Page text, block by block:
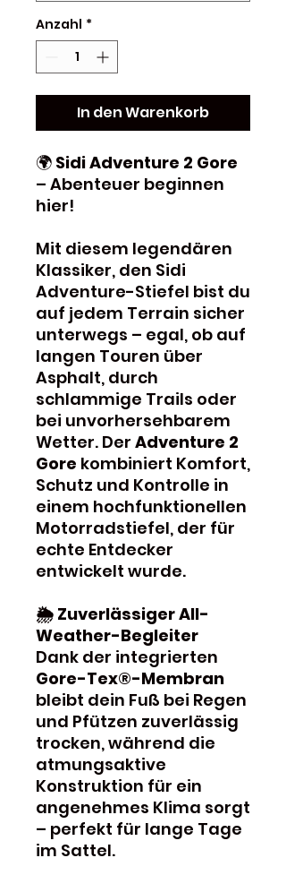
Anzahl *
In den Warenkorb
🌍 Sidi Adventure 2 Gore
– Abenteuer beginnen
hier!
Mit diesem legendären
Klassiker, den Sidi
Adventure-Stiefel bist du
auf jedem Terrain sicher
unterwegs – egal, ob auf
langen Touren über
Asphalt, durch
schlammige Trails oder
bei unvorhersehbarem
Wetter. Der Adventure 2
Gore kombiniert Komfort,
Schutz und Kontrolle in
einem hochfunktionellen
Motorradstiefel, der für
echte Entdecker
entwickelt wurde.
🌦️ Zuverlässiger All-
Weather-Begleiter
Dank der integrierten
Gore-Tex®-Membran
bleibt dein Fuß bei Regen
und Pfützen zuverlässig
trocken, während die
atmungsaktive
Konstruktion für ein
angenehmes Klima sorgt
– perfekt für lange Tage
im Sattel.